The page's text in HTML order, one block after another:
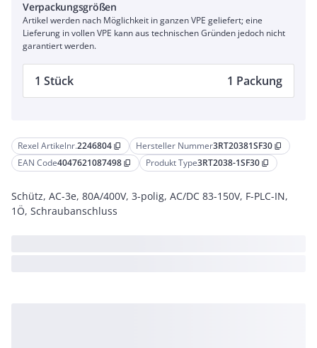
Rexel Artikelnr.2246804 content_copy Hersteller Nummer3RT20381SF30 content_copy
EAN Code4047621087498 content_copy Produkt Type3RT2038-1SF30 content_copy
Schütz, AC-3e, 80A/400V, 3-polig, AC/DC 83-150V, F-PLC-IN,
1Ö, Schraubanschluss
Verpackungsgrößen
Artikel werden nach Möglichkeit in ganzen VPE geliefert; eine
Lieferung in vollen VPE kann aus technischen Gründen jedoch nicht
garantiert werden.
1 Stück 1 Packung